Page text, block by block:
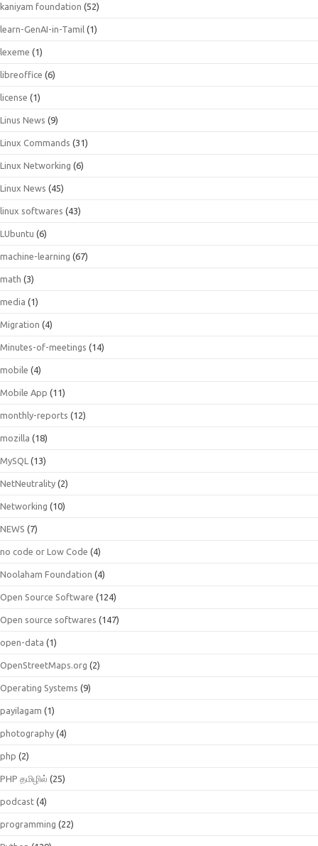
kaniyam foundation (52)
learn-GenAI-in-Tamil (1)
lexeme (1)
libreoffice (6)
license (1)
Linus News (9)
Linux Commands (31)
Linux Networking (6)
Linux News (45)
linux softwares (43)
LUbuntu (6)
machine-learning (67)
math (3)
media (1)
Migration (4)
Minutes-of-meetings (14)
mobile (4)
Mobile App (11)
monthly-reports (12)
mozilla (18)
MySQL (13)
NetNeutrality (2)
Networking (10)
NEWS (7)
no code or Low Code (4)
Noolaham Foundation (4)
Open Source Software (124)
Open source softwares (147)
open-data (1)
OpenStreetMaps.org (2)
Operating Systems (9)
payilagam (1)
photography (4)
php (2)
PHP தமிழில் (25)
podcast (4)
programming (22)